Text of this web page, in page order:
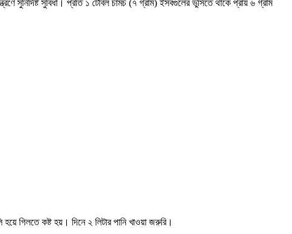
সুনির্দিষ্ট সুবিধা। প্রতি ১ টেবিল চামচ (৭ গ্রাম) ইসবগুলের ভুসিতে থাকে প্রায় ৬ গ্রাম
গিলতে কষ্ট হয়। দিনে ২ লিটার পানি খাওয়া জরুরি।